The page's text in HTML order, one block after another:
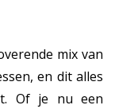
mix van
en dit alles
Of je nu een